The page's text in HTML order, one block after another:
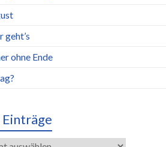
geht’s
ohne Ende